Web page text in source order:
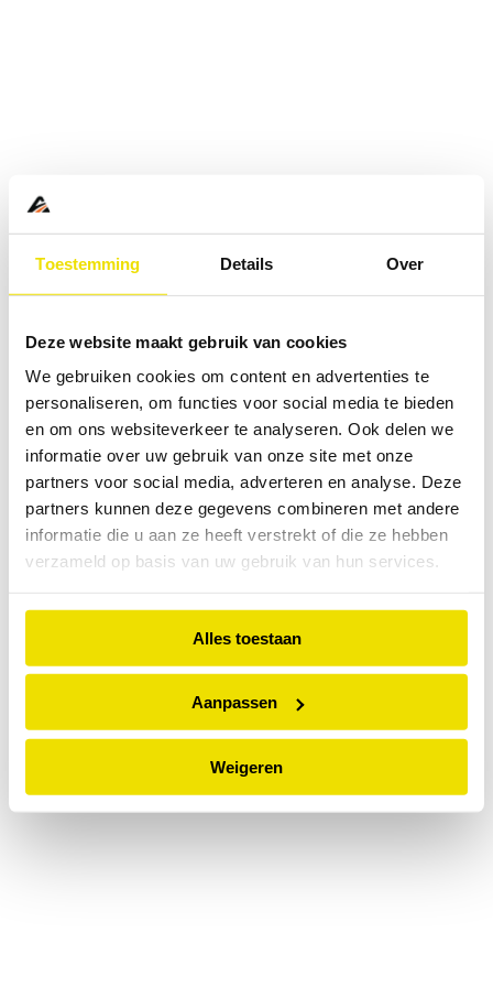
Toestemming Details Over
Deze website maakt gebruik van cookies
We gebruiken cookies om content en advertenties te
personaliseren, om functies voor social media te bieden
en om ons websiteverkeer te analyseren. Ook delen we
informatie over uw gebruik van onze site met onze
partners voor social media, adverteren en analyse. Deze
partners kunnen deze gegevens combineren met andere
informatie die u aan ze heeft verstrekt of die ze hebben
verzameld op basis van uw gebruik van hun services.
Alles toestaan
Aanpassen
Weigeren
Application error: a client-side exception has occurred while
loadingwww.abd.nl(see the browser consolefor more
information).